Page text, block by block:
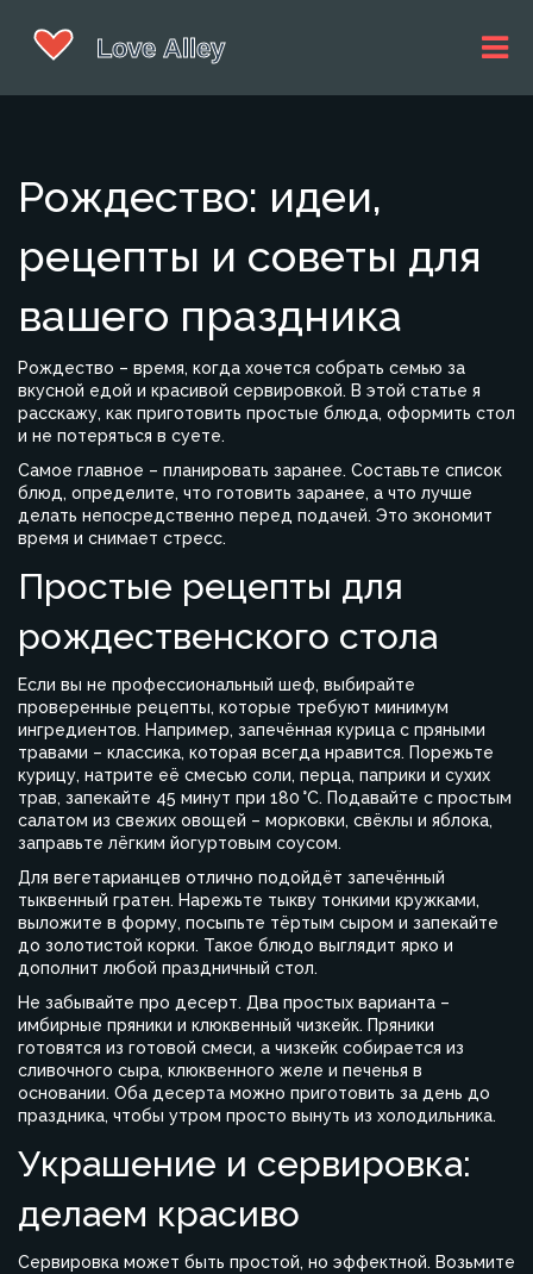
Рождество: идеи,
рецепты и советы для
вашего праздника
Рождество – время, когда хочется собрать семью за
вкусной едой и красивой сервировкой. В этой статье я
расскажу, как приготовить простые блюда, оформить стол
и не потеряться в суете.
Самое главное – планировать заранее. Составьте список
блюд, определите, что готовить заранее, а что лучше
делать непосредственно перед подачей. Это экономит
время и снимает стресс.
Простые рецепты для
рождественского стола
Если вы не профессиональный шеф, выбирайте
проверенные рецепты, которые требуют минимум
ингредиентов. Например, запечённая курица с пряными
травами – классика, которая всегда нравится. Порежьте
курицу, натрите её смесью соли, перца, паприки и сухих
трав, запекайте 45 минут при 180 °C. Подавайте с простым
салатом из свежих овощей – морковки, свёклы и яблока,
заправьте лёгким йогуртовым соусом.
Для вегетарианцев отлично подойдёт запечённый
тыквенный гратен. Нарежьте тыкву тонкими кружками,
выложите в форму, посыпьте тёртым сыром и запекайте
до золотистой корки. Такое блюдо выглядит ярко и
дополнит любой праздничный стол.
Не забывайте про десерт. Два простых варианта –
имбирные пряники и клюквенный чизкейк. Пряники
готовятся из готовой смеси, а чизкейк собирается из
сливочного сыра, клюквенного желе и печенья в
основании. Оба десерта можно приготовить за день до
праздника, чтобы утром просто вынуть из холодильника.
Украшение и сервировка:
делаем красиво
Сервировка может быть простой, но эффектной. Возьмите